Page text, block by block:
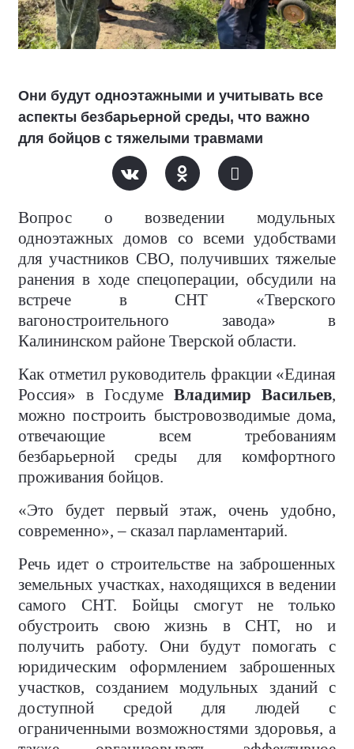
Они будут одноэтажными и учитывать все
аспекты безбарьерной среды, что важно
для бойцов с тяжелыми травмами
Вопрос о возведении модульных
одноэтажных домов со всеми удобствами
для участников СВО, получивших тяжелые
ранения в ходе спецоперации, обсудили на
встрече в СНТ «Тверского
вагоностроительного завода» в
Калининском районе Тверской области.
Как отметил руководитель фракции «Единая
Россия» в Госдуме Владимир Васильев,
можно построить быстровозводимые дома,
отвечающие всем требованиям
безбарьерной среды для комфортного
проживания бойцов.
«Это будет первый этаж, очень удобно,
современно», – сказал парламентарий.
Речь идет о строительстве на заброшенных
земельных участках, находящихся в ведении
самого СНТ. Бойцы смогут не только
обустроить свою жизнь в СНТ, но и
получить работу. Они будут помогать с
юридическим оформлением заброшенных
участков, созданием модульных зданий с
доступной средой для людей с
ограниченными возможностями здоровья, а